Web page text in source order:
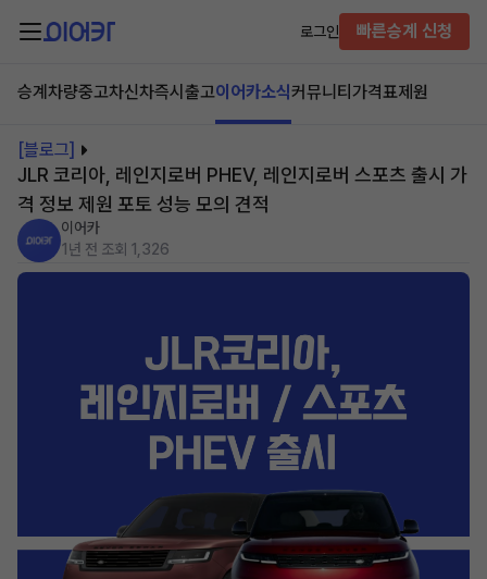
로그인 빠른승계 신청
승계차량중고차신차즉시출고이어카소식커뮤니티 가격표제원
[블로그]
JLR 코리아, 레인지로버 PHEV, 레인지로버 스포츠 출시 가
격 정보 제원 포토 성능 모의 견적
이어카
1년 전 조회 1,326